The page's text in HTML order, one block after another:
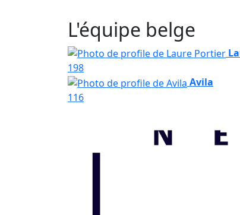
L'équipe belge
198
Avila
116